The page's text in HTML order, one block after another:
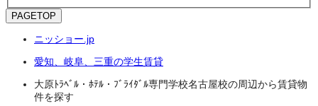
PAGETOP
ニッショー.jp
愛知、岐阜、三重の学生賃貸
大原ﾄﾗﾍﾞﾙ・ﾎﾃﾙ・ﾌﾞﾗｲﾀﾞﾙ専門学校名古屋校の周辺から賃貸物
件を探す